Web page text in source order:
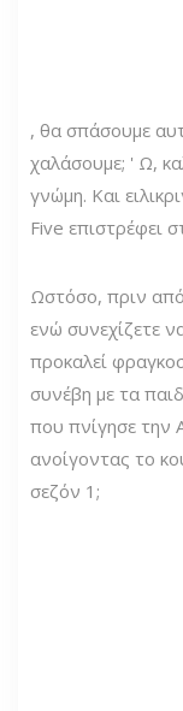
, θα σπάσουμε
χαλάσουμε; ' Ω,
γνώμη. Και
Five επιστρέφει
Ωστόσο, πριν από
ενώ συνεχίζετε
προκαλεί
συνέβη με τα
που πνίγησε την
ανοίγοντας το
σεζόν 1;